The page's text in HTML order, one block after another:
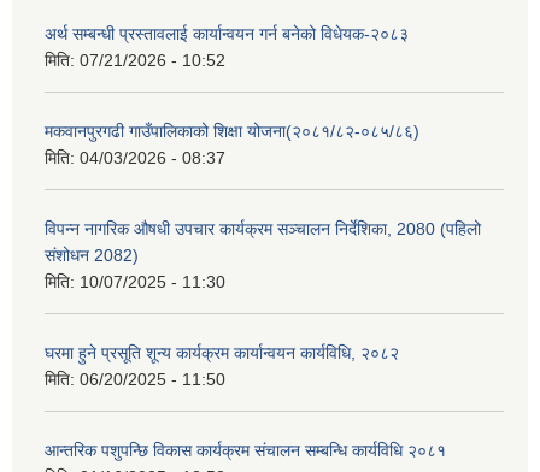
अर्थ सम्बन्धी प्रस्तावलाई कार्यान्वयन गर्न बनेको विधेयक-२०८३
मिति: 07/21/2026 - 10:52
मकवानपुरगढी गाउँपालिकाको शिक्षा योजना(२०८१/८२-०८५/८६)
मिति: 04/03/2026 - 08:37
विपन्न नागरिक औषधी उपचार कार्यक्रम सञ्चालन निर्देशिका, 2080 (पहिलो
संशोधन 2082)
मिति: 10/07/2025 - 11:30
घरमा हुने प्रसूति शून्य कार्यक्रम कार्यान्वयन कार्यविधि, २०८२
मिति: 06/20/2025 - 11:50
आन्तरिक पशुपन्छि विकास कार्यक्रम संचालन सम्बन्धि कार्यविधि २०८१